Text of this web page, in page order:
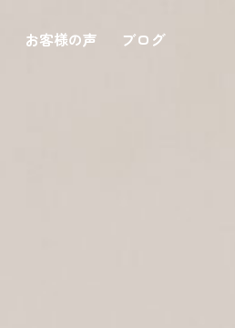
お客様の声 ブログ